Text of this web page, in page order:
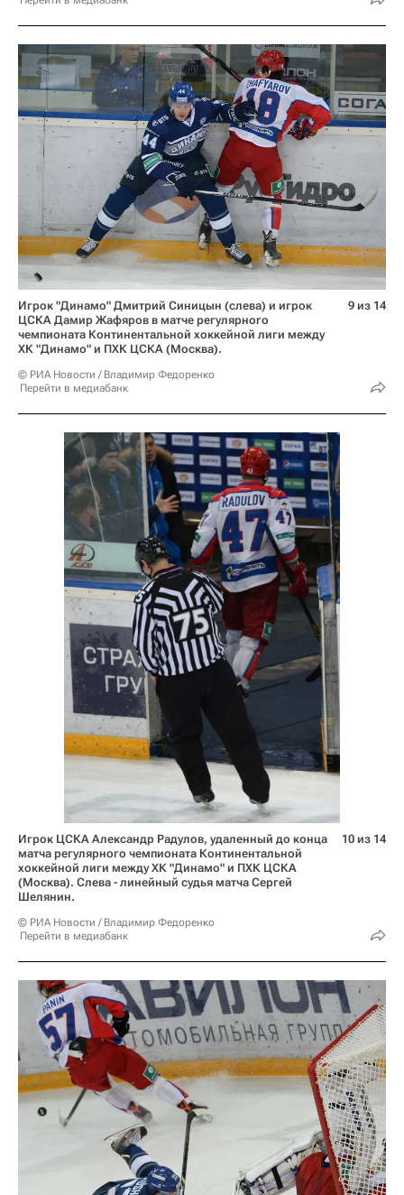
Игрок "Динамо" Дмитрий Синицын (слева) и игрок
ЦСКА Дамир Жафяров в матче регулярного
чемпионата Континентальной хоккейной лиги между
ХК "Динамо" и ПХК ЦСКА (Москва).
© РИА Новости / Владимир Федоренко
Перейти в медиабанк
9 из 14
Игрок ЦСКА Александр Радулов, удаленный до конца
матча регулярного чемпионата Континентальной
хоккейной лиги между ХК "Динамо" и ПХК ЦСКА
(Москва). Слева - линейный судья матча Сергей
Шелянин.
© РИА Новости / Владимир Федоренко
Перейти в медиабанк
10 из 14